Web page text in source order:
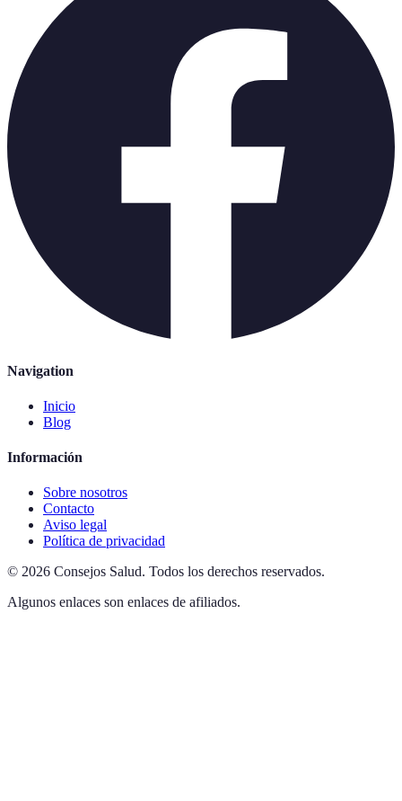
Navigation
Inicio
Blog
Información
Sobre nosotros
Contacto
Aviso legal
Política de privacidad
© 2026 Consejos Salud. Todos los derechos reservados.
Algunos enlaces son enlaces de afiliados.